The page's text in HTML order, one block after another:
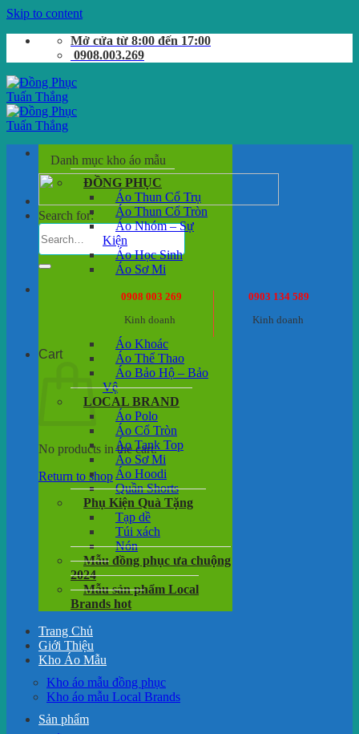
Skip to content
Mở cửa từ 8:00 đến 17:00
0908.003.269
Search for:
0908 003 269
Kinh doanh
0903 134 589
Kinh doanh
Cart
No products in the cart.
Return to shop
Danh mục kho áo mẫu
ĐỒNG PHỤC
Áo Thun Cổ Trụ
Áo Thun Cổ Tròn
Áo Nhóm – Sự
Kiện
Áo Học Sinh
Áo Sơ Mi
Áo Khoác
Áo Thể Thao
Áo Bảo Hộ – Bảo
Vệ
LOCAL BRAND
Áo Polo
Áo Cổ Tròn
Áo Tank Top
Áo Sơ Mi
Áo Hoodi
Quần Shorts
Phụ Kiện Quà Tặng
Tạp dề
Túi xách
Nón
Mẫu đồng phục ưa chuộng
2024
Mẫu sản phẩm Local
Brands hot
Trang Chủ
Giới Thiệu
Kho Áo Mẫu
Kho áo mẫu đồng phục
Kho áo mẫu Local Brands
Sản phẩm